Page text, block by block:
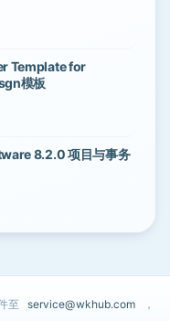
Template for
模板
8.2.0 项目与事务
至 service@wkhub.com
，